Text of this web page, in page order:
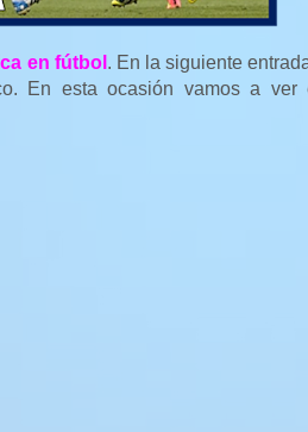
en fútbol . En la siguiente
En esta ocasión vamos a ver